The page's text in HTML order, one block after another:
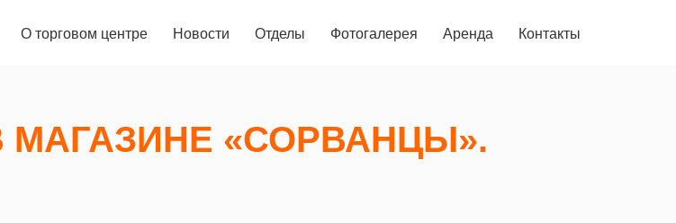
О торговом центре Новости Отделы Фотогалерея Аренда Контакты
«СОРВАНЦЫ».